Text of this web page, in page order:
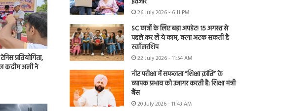
प्रतियोगिता,
कदीम अली ने
26 July 2026 - 6:11 PM
SC छात्रों के लिए बड़ा अपडेट! 15 अगस्त से
पहले कर लें ये काम, वरना अटक सकती है
स्कॉलरशिप
22 July 2026 - 11:54 AM
नीट परीक्षा में सफलता “शिक्षा क्रांति” के
व्यापक प्रभाव को उजागर करती है: शिक्षा मंत्री
बैंस
20 July 2026 - 11:43 AM